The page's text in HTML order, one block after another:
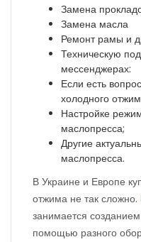
Замена
Замена масла
Ремонт рамы и
Техническую
мессенджерах:
Если есть
холодного
Настройке
маслопресса;
Другие
маслопресса.
В Украине и Европе
отжима не так сложно.
занимается
помощью разного